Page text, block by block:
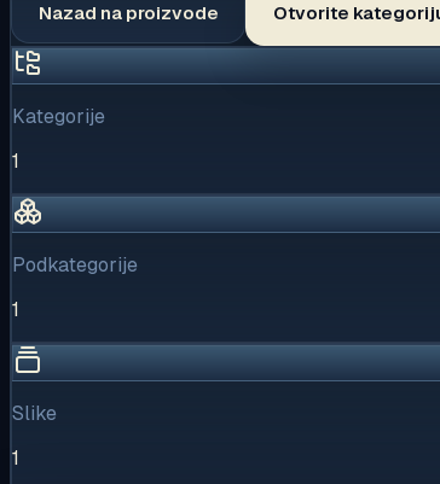
Nazad na proizvode Otvorite
Kategorije
1
Podkategorije
1
Slike
1